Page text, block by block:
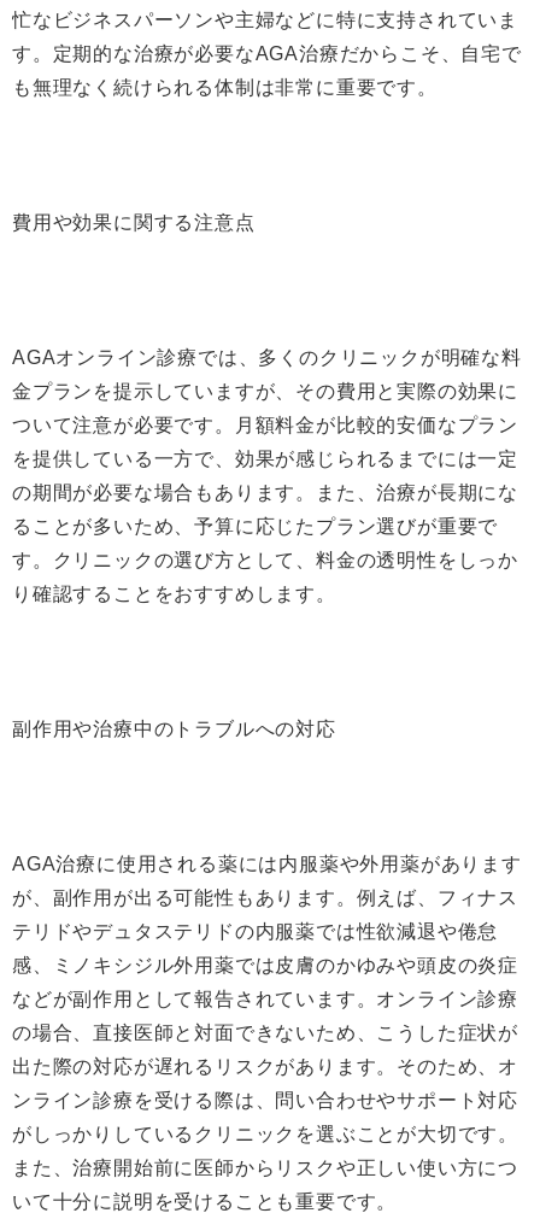
忙なビジネスパーソンや主婦などに特に支持されていま
す。定期的な治療が必要なAGA治療だからこそ、自宅で
も無理なく続けられる体制は非常に重要です。
費用や効果に関する注意点
AGAオンライン診療では、多くのクリニックが明確な料
金プランを提示していますが、その費用と実際の効果に
ついて注意が必要です。月額料金が比較的安価なプラン
を提供している一方で、効果が感じられるまでには一定
の期間が必要な場合もあります。また、治療が長期にな
ることが多いため、予算に応じたプラン選びが重要で
す。クリニックの選び方として、料金の透明性をしっか
り確認することをおすすめします。
副作用や治療中のトラブルへの対応
AGA治療に使用される薬には内服薬や外用薬があります
が、副作用が出る可能性もあります。例えば、フィナス
テリドやデュタステリドの内服薬では性欲減退や倦怠
感、ミノキシジル外用薬では皮膚のかゆみや頭皮の炎症
などが副作用として報告されています。オンライン診療
の場合、直接医師と対面できないため、こうした症状が
出た際の対応が遅れるリスクがあります。そのため、オ
ンライン診療を受ける際は、問い合わせやサポート対応
がしっかりしているクリニックを選ぶことが大切です。
また、治療開始前に医師からリスクや正しい使い方につ
いて十分に説明を受けることも重要です。